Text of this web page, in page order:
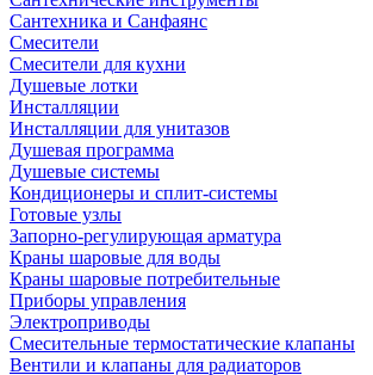
Сантехника и Санфаянс
Смесители
Смесители для кухни
Душевые лотки
Инсталляции
Инсталляции для унитазов
Душевая программа
Душевые системы
Кондиционеры и сплит-системы
Готовые узлы
Запорно-регулирующая арматура
Краны шаровые для воды
Краны шаровые потребительные
Приборы управления
Электроприводы
Смесительные термостатические клапаны
Вентили и клапаны для радиаторов